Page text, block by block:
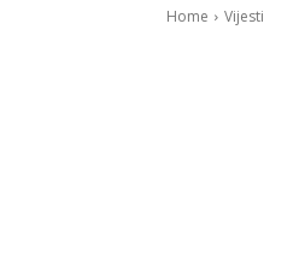
Home Vijesti